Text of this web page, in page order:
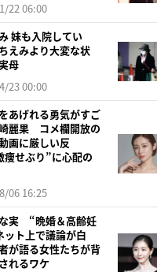
22 06:00
妹も入院してい
えみより大変な状
母
23 00:00
をあげれる勇気がすご
麗果 コメ欄開放の
画に厳しい反
せぶり”に心配の
06 16:25
実 “晩婚＆高齢妊
ット上で議論が白
が語る女性たちが背
れるワケ